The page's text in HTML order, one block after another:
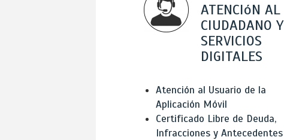
ATENCIóN AL
CIUDADANO Y
SERVICIOS
DIGITALES
Atención al Usuario de la
Aplicación Móvil
Certificado Libre de Deuda,
Infracciones y Antecedentes